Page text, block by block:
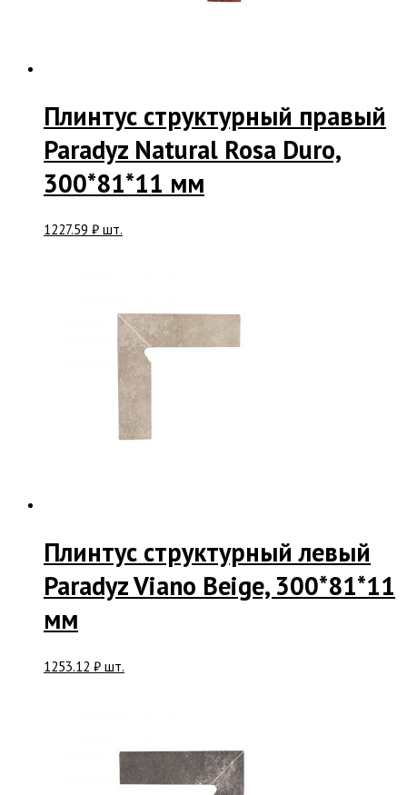
Плинтус структурный правый
Paradyz Natural Rosa Duro,
300*81*11 мм
1227.59 ₽ шт.
Плинтус структурный левый
Paradyz Viano Beige, 300*81*11
мм
1253.12 ₽ шт.